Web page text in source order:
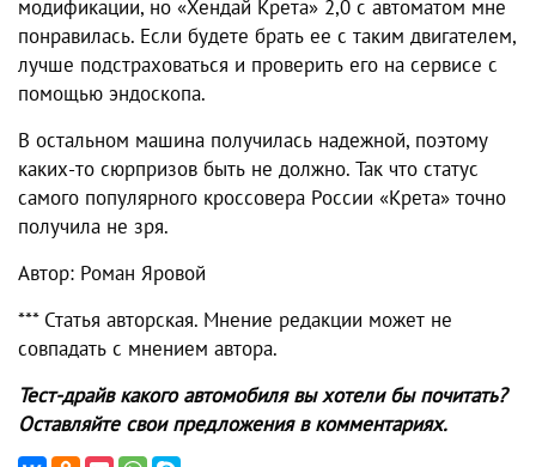
модификации, но «Хендай Крета» 2,0 с автоматом мне
понравилась. Если будете брать ее с таким двигателем,
лучше подстраховаться и проверить его на сервисе с
помощью эндоскопа.
В остальном машина получилась надежной, поэтому
каких-то сюрпризов быть не должно. Так что статус
самого популярного кроссовера России «Крета» точно
получила не зря.
Автор: Роман Яровой
*** Статья авторская. Мнение редакции может не
совпадать с мнением автора.
Тест-драйв какого автомобиля вы хотели бы почитать?
Оставляйте свои предложения в комментариях.